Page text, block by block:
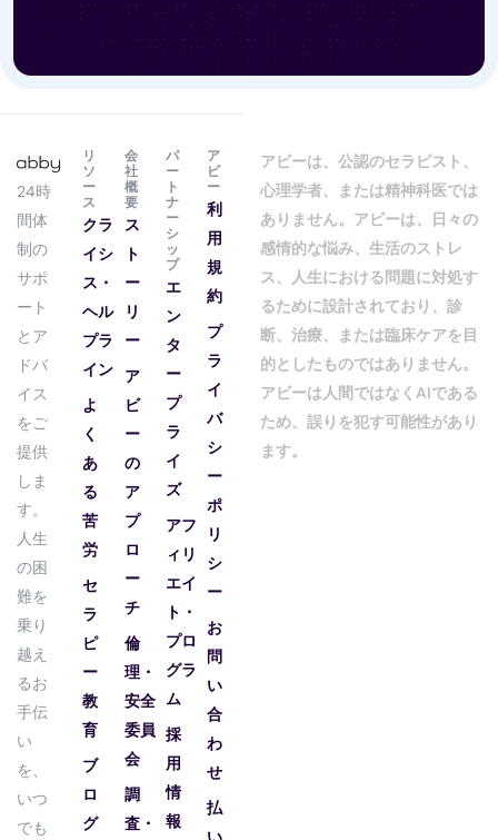
24時
間体
制の
サポ
ート
とア
ドバ
イス
をご
提供
しま
す。
人生
の困
難を
乗り
越え
るお
手伝
い
を、
いつ
でも
リ
ソ
ー
ス
クラ
イシ
ス・
ヘル
プラ
イン
よ
く
あ
る
苦
労
セ
ラ
ピ
ー
教
育
ブ
ロ
グ
会
社
概
要
ス
ト
ー
リ
ー
ア
ビ
ー
の
ア
プ
ロ
ー
チ
倫
理・
安全
委員
会
調
査・
パ
ー
ト
ナ
ー
シ
ッ
プ
エ
ン
タ
ー
プ
ラ
イ
ズ
アフ
ィリ
エイ
ト・
プロ
グラ
ム
採
用
情
報
ア
ビ
ー
利
用
規
約
プ
ラ
イ
バ
シ
ー
ポ
リ
シ
ー
お
問
い
合
わ
せ
払
アビーは、公認のセラピスト、
心理学者、または精神科医では
ありません。アビーは、日々の
感情的な悩み、生活のストレ
ス、人生における問題に対処す
るために設計されており、診
断、治療、または臨床ケアを目
的としたものではありません。
アビーは人間ではなくAIである
ため、誤りを犯す可能性があり
ます。